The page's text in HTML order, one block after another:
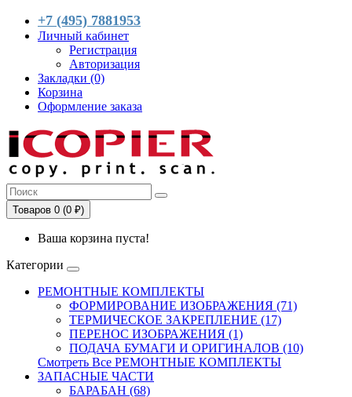
+7 (495) 7881953
Личный кабинет
Регистрация
Авторизация
Закладки (0)
Корзина
Оформление заказа
Товаров 0 (0 ₽)
Ваша корзина пуста!
Категории
РЕМОНТНЫЕ КОМПЛЕКТЫ
ФОРМИРОВАНИЕ ИЗОБРАЖЕНИЯ (71)
ТЕРМИЧЕСКОЕ ЗАКРЕПЛЕНИЕ (17)
ПЕРЕНОС ИЗОБРАЖЕНИЯ (1)
ПОДАЧА БУМАГИ И ОРИГИНАЛОВ (10)
Смотреть Все РЕМОНТНЫЕ КОМПЛЕКТЫ
ЗАПАСНЫЕ ЧАСТИ
БАРАБАН (68)